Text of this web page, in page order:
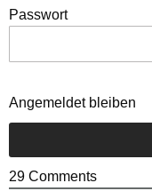
Passwort
Angemeldet bleiben
29 Comments